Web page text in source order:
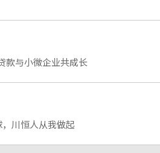
款与小微企业共成长
，川恒人从我做起